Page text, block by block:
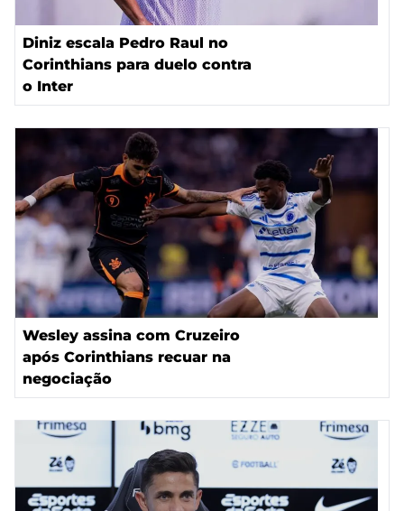
Diniz escala Pedro Raul no
Corinthians para duelo contra
o Inter
Wesley assina com Cruzeiro
após Corinthians recuar na
negociação